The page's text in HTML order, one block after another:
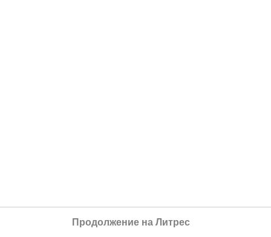
Продолжение на Литрес